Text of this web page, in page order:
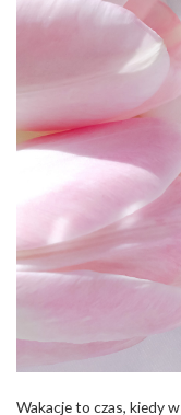
Wakacje to czas, kiedy